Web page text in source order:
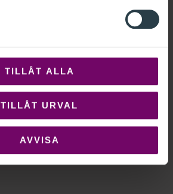
TILLÅT ALLA
TILLÅT URVAL
AVVISA